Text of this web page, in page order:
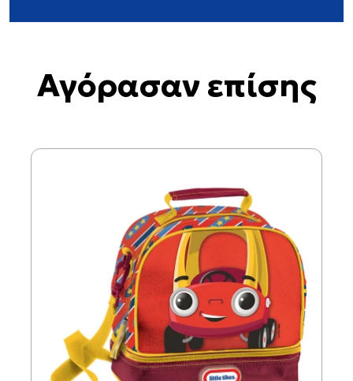
Αγόρασαν επίσης